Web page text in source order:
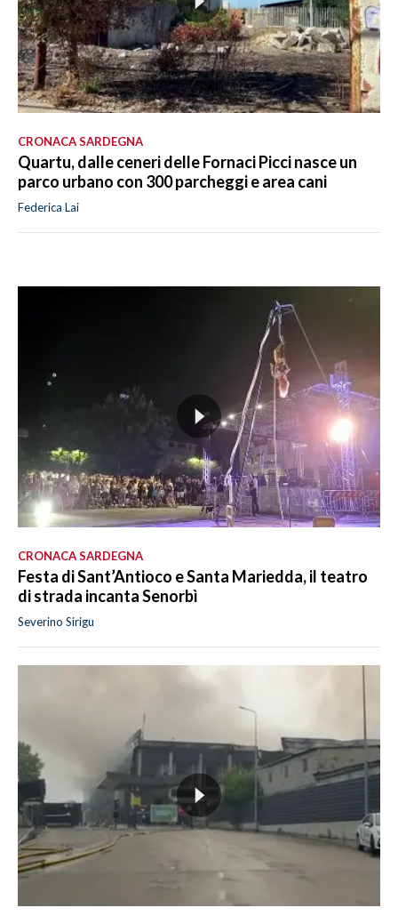
CRONACA SARDEGNA
Quartu, dalle ceneri delle Fornaci Picci nasce un
parco urbano con 300 parcheggi e area cani
Federica Lai
CRONACA SARDEGNA
Festa di Sant’Antioco e Santa Mariedda, il teatro
di strada incanta Senorbì
Severino Sirigu